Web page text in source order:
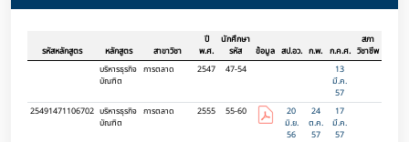
รหัสหลักสูตร หลักสูตร สาขาวิชา
ปี
พ.ศ.
นักศึกษา
รหัส
ข้อมูล สป.อว. ก.พ. ก.ค.ศ.
สภา
วิชาชีพ
บริหารธุรกิจ
บัณฑิต
การตลาด 2547 47-54
13
มี.ค.
57
25491471106702 บริหารธุรกิจ
บัณฑิต
การตลาด 2555 55-60
20
มิ.ย.
56
24
ต.ค.
57
17
มี.ค.
57